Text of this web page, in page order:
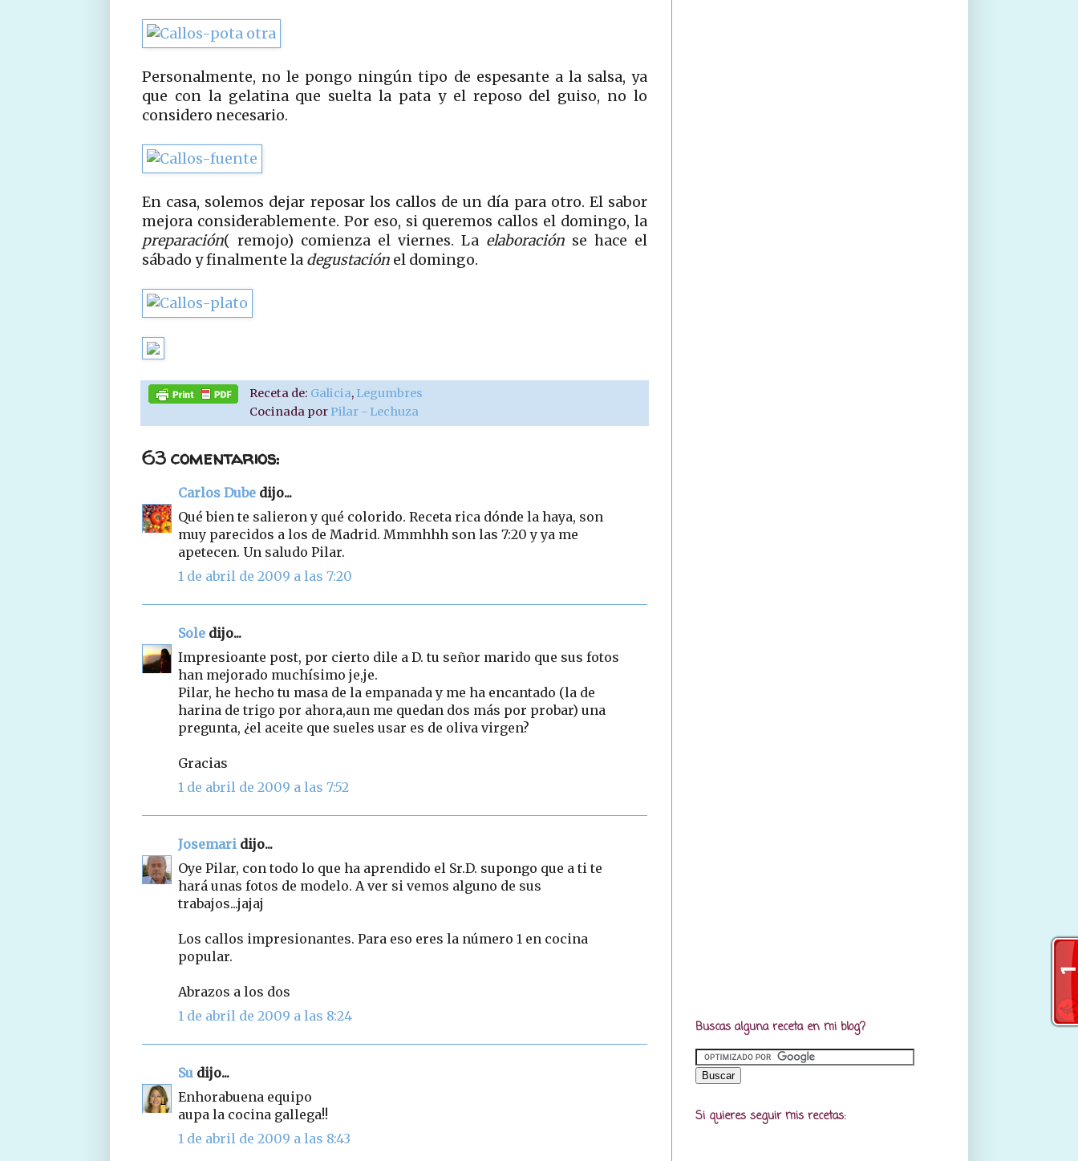
Personalmente, no le pongo ningún tipo de espesante a la salsa, ya
que con la gelatina que suelta la pata y el reposo del guiso, no lo
considero necesario.
En casa, solemos dejar reposar los callos de un día para otro. El sabor
mejora considerablemente. Por eso, si queremos callos el domingo, la
preparación( remojo) comienza el viernes. La elaboración se hace el
sábado y finalmente la degustación el domingo.
Receta de: Galicia, Legumbres
Cocinada por Pilar - Lechuza
63 comentarios:
Carlos Dube dijo...
Qué bien te salieron y qué colorido. Receta rica dónde la haya, son
muy parecidos a los de Madrid. Mmmhhh son las 7:20 y ya me
apetecen. Un saludo Pilar.
1 de abril de 2009 a las 7:20
Sole dijo...
Impresioante post, por cierto dile a D. tu señor marido que sus fotos
han mejorado muchísimo je,je.
Pilar, he hecho tu masa de la empanada y me ha encantado (la de
harina de trigo por ahora,aun me quedan dos más por probar) una
pregunta, ¿el aceite que sueles usar es de oliva virgen?
Gracias
1 de abril de 2009 a las 7:52
Josemari dijo...
Oye Pilar, con todo lo que ha aprendido el Sr.D. supongo que a ti te
hará unas fotos de modelo. A ver si vemos alguno de sus
trabajos...jajaj
Los callos impresionantes. Para eso eres la número 1 en cocina
popular.
Abrazos a los dos
1 de abril de 2009 a las 8:24
Su dijo...
Enhorabuena equipo
aupa la cocina gallega!!
1 de abril de 2009 a las 8:43
Buscas alguna receta en mi blog?
Si quieres seguir mis recetas: